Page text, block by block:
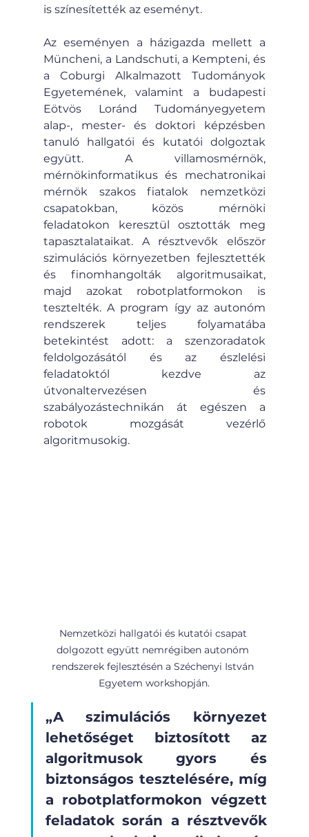
is színesítették az eseményt.
Az eseményen a házigazda mellett a
Müncheni, a Landschuti, a Kempteni, és
a Coburgi Alkalmazott Tudományok
Egyetemének, valamint a budapesti
Eötvös Loránd Tudományegyetem
alap-, mester- és doktori képzésben
tanuló hallgatói és kutatói dolgoztak
együtt. A villamosmérnök,
mérnökinformatikus és mechatronikai
mérnök szakos fiatalok nemzetközi
csapatokban, közös mérnöki
feladatokon keresztül osztották meg
tapasztalataikat. A résztvevők először
szimulációs környezetben fejlesztették
és finomhangolták algoritmusaikat,
majd azokat robotplatformokon is
tesztelték. A program így az autonóm
rendszerek teljes folyamatába
betekintést adott: a szenzoradatok
feldolgozásától és az észlelési
feladatoktól kezdve az
útvonaltervezésen és
szabályozástechnikán át egészen a
robotok mozgását vezérlő
algoritmusokig.
Nemzetközi hallgatói és kutatói csapat
dolgozott együtt nemrégiben autonóm
rendszerek fejlesztésén a Széchenyi István
Egyetem workshopján.
„A szimulációs környezet
lehetőséget biztosított az
algoritmusok gyors és
biztonságos tesztelésére, míg
a robotplatformokon végzett
feladatok során a résztvevők